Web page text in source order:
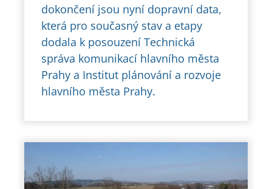
dokončení jsou nyní dopravní data,
která pro současný stav a etapy
dodala k posouzení Technická
správa komunikací hlavního města
Prahy a Institut plánování a rozvoje
hlavního města Prahy.